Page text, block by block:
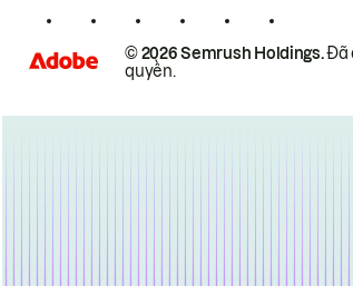
© 2026 Semrush Holdings.Đã
quyền.